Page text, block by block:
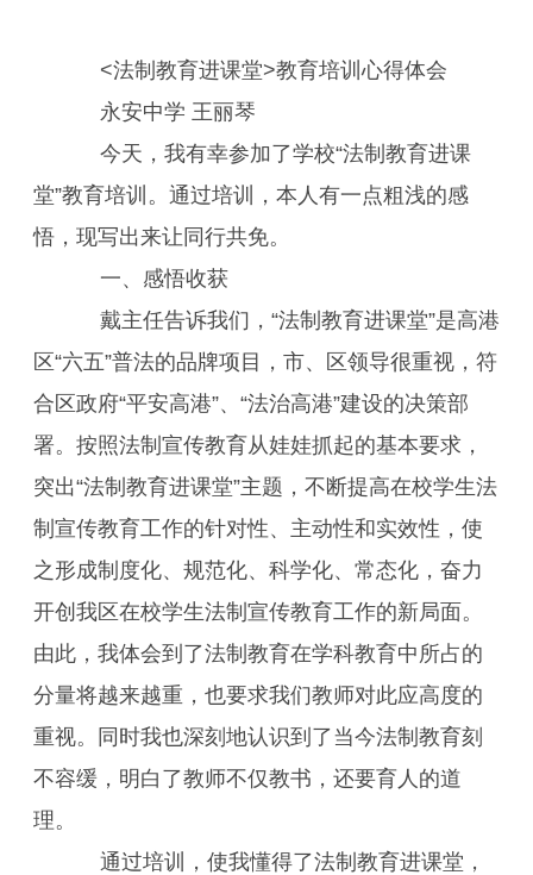
<法制教育进课堂>教育培训心得体会
永安中学 王丽琴
今天，我有幸参加了学校“法制教育进课
堂”教育培训。通过培训，本人有一点粗浅的感
悟，现写出来让同行共免。
一、感悟收获
戴主任告诉我们，“法制教育进课堂”是高港
区“六五”普法的品牌项目，市、区领导很重视，符
合区政府“平安高港”、“法治高港”建设的决策部
署。按照法制宣传教育从娃娃抓起的基本要求，
突出“法制教育进课堂”主题，不断提高在校学生法
制宣传教育工作的针对性、主动性和实效性，使
之形成制度化、规范化、科学化、常态化，奋力
开创我区在校学生法制宣传教育工作的新局面。
由此，我体会到了法制教育在学科教育中所占的
分量将越来越重，也要求我们教师对此应高度的
重视。同时我也深刻地认识到了当今法制教育刻
不容缓，明白了教师不仅教书，还要育人的道
理。
通过培训，使我懂得了法制教育进课堂，